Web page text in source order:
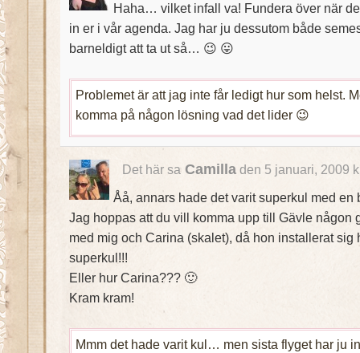
Haha… vilket infall va! Fundera över när
in er i vår agenda. Jag har ju dessutom både
barneldigt att ta ut så… 😉 😛
Problemet är att jag inte får ledigt hur som helst.
komma på någon lösning vad det lider 😉
Det här sa Camilladen 5 januari, 2009
Åå, annars hade det varit superkul med en
Jag hoppas att du vill komma upp till Gävle någon
med mig och Carina (skalet), då hon installerat sig
superkul!!!
Eller hur Carina??? 🙂
Kram kram!
Mmm det hade varit kul… men sista flyget har ju